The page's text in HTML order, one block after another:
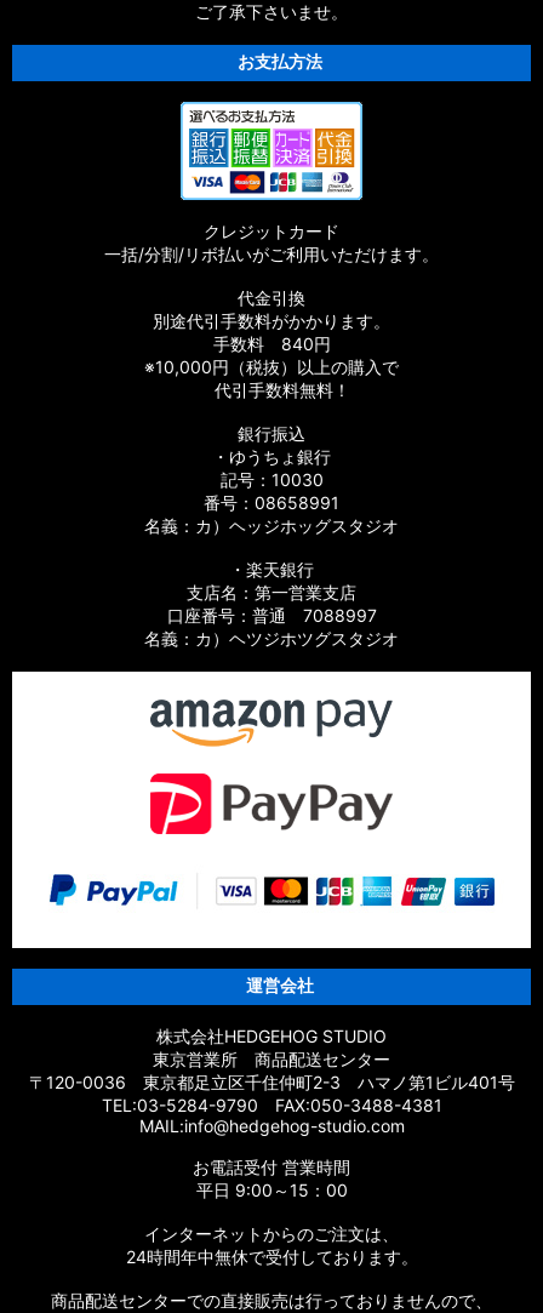
ご了承下さいませ。
お支払方法
クレジットカード
一括/分割/リボ払いがご利用いただけます。
代金引換
別途代引手数料がかかります。
手数料 840円
※10,000円（税抜）以上の購入で
代引手数料無料！
銀行振込
・ゆうちょ銀行
記号：10030
番号：08658991
名義：カ）ヘッジホッグスタジオ
・楽天銀行
支店名：第一営業支店
口座番号：普通 7088997
名義：カ）ヘツジホツグスタジオ
運営会社
株式会社HEDGEHOG STUDIO
東京営業所 商品配送センター
〒120-0036 東京都足立区千住仲町2-3 ハマノ第1ビル401号
TEL:03-5284-9790 FAX:050-3488-4381
MAIL:info@hedgehog-studio.com
お電話受付 営業時間
平日 9:00～15：00
インターネットからのご注文は、
24時間年中無休で受付しております。
商品配送センターでの直接販売は行っておりませんので、